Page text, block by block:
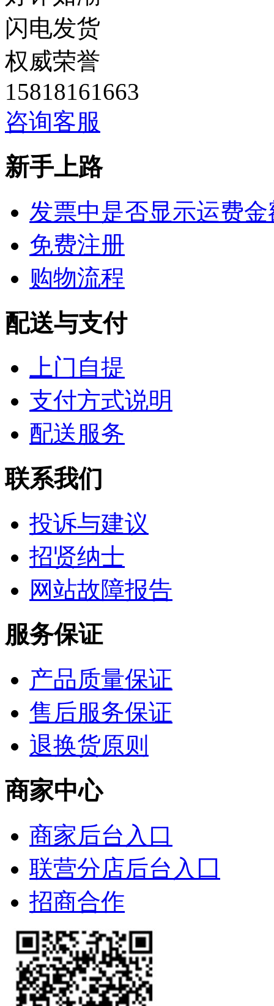
闪电发货
权威荣誉
15818161663
咨询客服
新手上路
发票中是否显示运费金
免费注册
购物流程
配送与支付
上门自提
支付方式说明
配送服务
联系我们
投诉与建议
招贤纳士
网站故障报告
服务保证
产品质量保证
售后服务保证
退换货原则
商家中心
商家后台入口
联营分店后台入囗
招商合作